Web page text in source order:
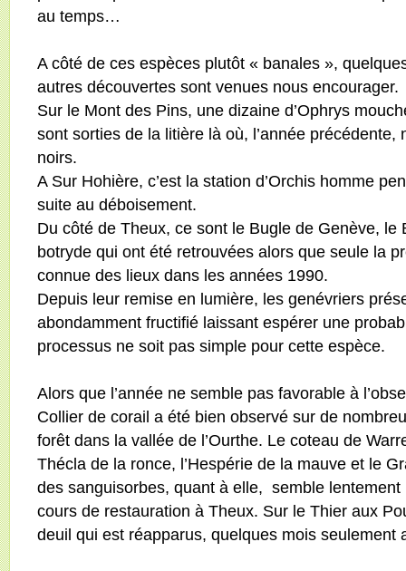
au temps…
A côté de ces espèces plutôt « banales »,
autres découvertes sont venues nous encourager.
Sur le Mont des Pins, une dizaine d’Ophrys
sont sorties de la litière là où, l’année
noirs.
A Sur Hohière, c’est la station d’Orchis homme
suite au déboisement.
Du côté de Theux, ce sont le Bugle de Genève,
botryde qui ont été retrouvées alors que seule la
connue des lieux dans les années 1990.
Depuis leur remise en lumière, les genévriers
abondamment fructifié laissant espérer une
processus ne soit pas simple pour cette espèce.
Alors que l’année ne semble pas favorable à
Collier de corail a été bien observé sur de
forêt dans la vallée de l’Ourthe. Le coteau de
Thécla de la ronce, l’Hespérie de la mauve et le
des sanguisorbes, quant à elle, semble
cours de restauration à Theux. Sur le Thier aux
deuil qui est réapparus, quelques mois seulement